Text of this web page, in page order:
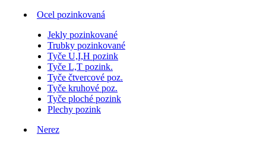
Ocel pozinkovaná
Jekly pozinkované
Trubky pozinkované
Tyče U,I,H pozink
Tyče L,T pozink.
Tyče čtvercové poz.
Tyče kruhové poz.
Tyče ploché pozink
Plechy pozink
Nerez